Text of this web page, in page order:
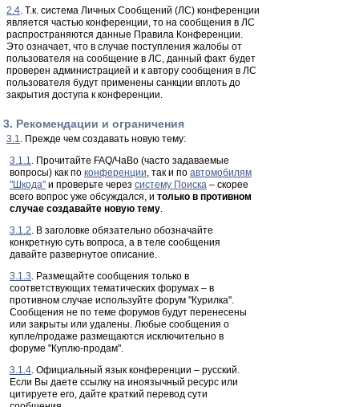
2.4. Т.к. система Личных Сообщений (ЛС) конференции
является частью конференции, то на сообщения в ЛС
распространяются данные Правила Конференции.
Это означает, что в случае поступления жалобы от
пользователя на сообщение в ЛС, данный факт будет
проверен администрацией и к автору сообщения в ЛС
пользователя будут применены санкции вплоть до
закрытия доступа к конференции.
3. Рекомендации и ограничения
3.1. Прежде чем создавать новую тему:
3.1.1. Прочитайте FAQ/ЧаВо (часто задаваемые
вопросы) как по конференции, так и по автомобилям
"Шкода" и проверьте через систему Поиска – скорее
всего вопрос уже обсуждался, и только в противном
случае создавайте новую тему.
3.1.2. В заголовке обязательно обозначайте
конкретную суть вопроса, а в теле сообщения
давайте развернутое описание.
3.1.3. Размещайте сообщения только в
соответствующих тематических форумах – в
противном случае используйте форум "Курилка".
Сообщения не по теме форумов будут перенесены
или закрыты или удалены. Любые сообщения о
купле/продаже размещаются исключительно в
форуме "Куплю-продам".
3.1.4. Официальный язык конференции – русский.
Если Вы даете ссылку на иноязычный ресурс или
цитируете его, дайте краткий перевод сути